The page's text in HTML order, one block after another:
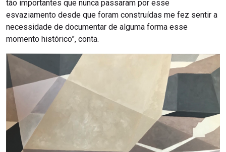
tão importantes que nunca passaram por esse
esvaziamento desde que foram construídas me fez sentir a
necessidade de documentar de alguma forma esse
momento histórico”, conta.